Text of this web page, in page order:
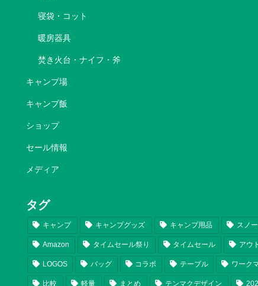
寝袋・コット
暖房器具
焚き火台・ナイフ・斧
キャンプ場
キャンプ飯
ショップ
セール情報
メディア
タグ
キャンプ キャンプグッズ キャンプ用品 スノ
Amazon タイムセール祭り タイムセール アウ
LOGOS バッグ コラボ テーブル ワーク
比較 軽量 まとめ テンマクデザイン